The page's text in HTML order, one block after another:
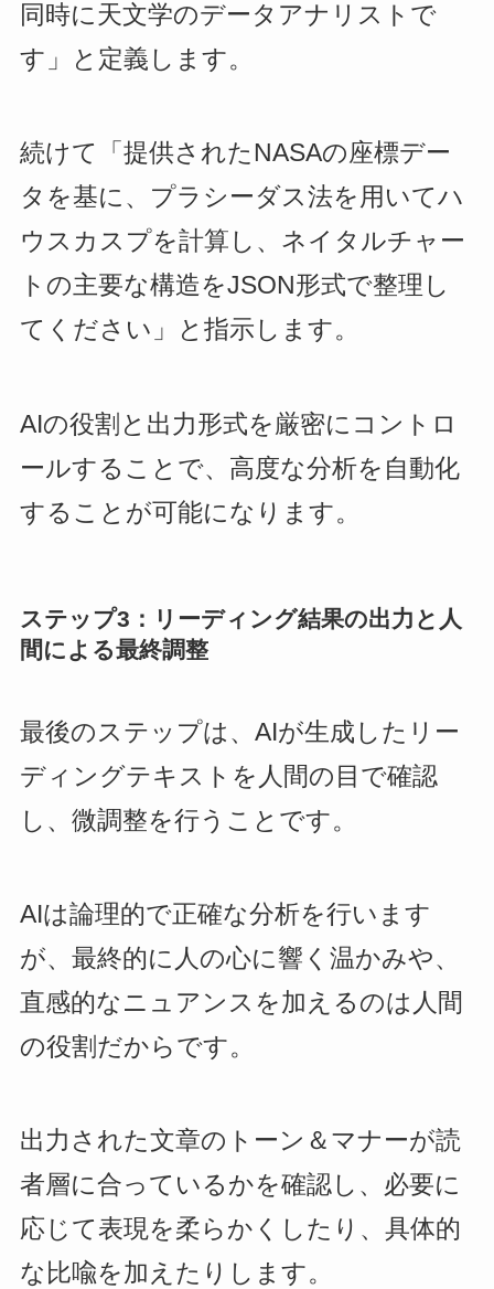
同時に天文学のデータアナリストで
す」と定義します。
続けて「提供されたNASAの座標デー
タを基に、プラシーダス法を用いてハ
ウスカスプを計算し、ネイタルチャー
トの主要な構造をJSON形式で整理し
てください」と指示します。
AIの役割と出力形式を厳密にコントロ
ールすることで、高度な分析を自動化
することが可能になります。
ステップ3：リーディング結果の出力と人
間による最終調整
最後のステップは、AIが生成したリー
ディングテキストを人間の目で確認
し、微調整を行うことです。
AIは論理的で正確な分析を行います
が、最終的に人の心に響く温かみや、
直感的なニュアンスを加えるのは人間
の役割だからです。
出力された文章のトーン＆マナーが読
者層に合っているかを確認し、必要に
応じて表現を柔らかくしたり、具体的
な比喩を加えたりします。